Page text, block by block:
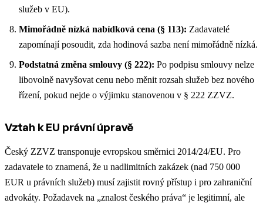
služeb v EU).
Mimořádně nízká nabídková cena (§ 113): Zadavatelé
zapomínají posoudit, zda hodinová sazba není mimořádně nízká.
Podstatná změna smlouvy (§ 222): Po podpisu smlouvy nelze
libovolně navyšovat cenu nebo měnit rozsah služeb bez nového
řízení, pokud nejde o výjimku stanovenou v § 222 ZZVZ.
Vztah k EU právní úpravě
Český ZZVZ transponuje evropskou směrnici 2014/24/EU. Pro
zadavatele to znamená, že u nadlimitních zakázek (nad 750 000
EUR u právních služeb) musí zajistit rovný přístup i pro zahraniční
advokáty. Požadavek na „znalost českého práva“ je legitimní, ale